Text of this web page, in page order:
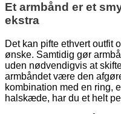
Et armbånd er et
ekstra
Det kan pifte ethvert outfit
ønske. Samtidig gør
uden nødvendigvis at
armbåndet være den
kombination med en ring,
halskæde, har du et helt